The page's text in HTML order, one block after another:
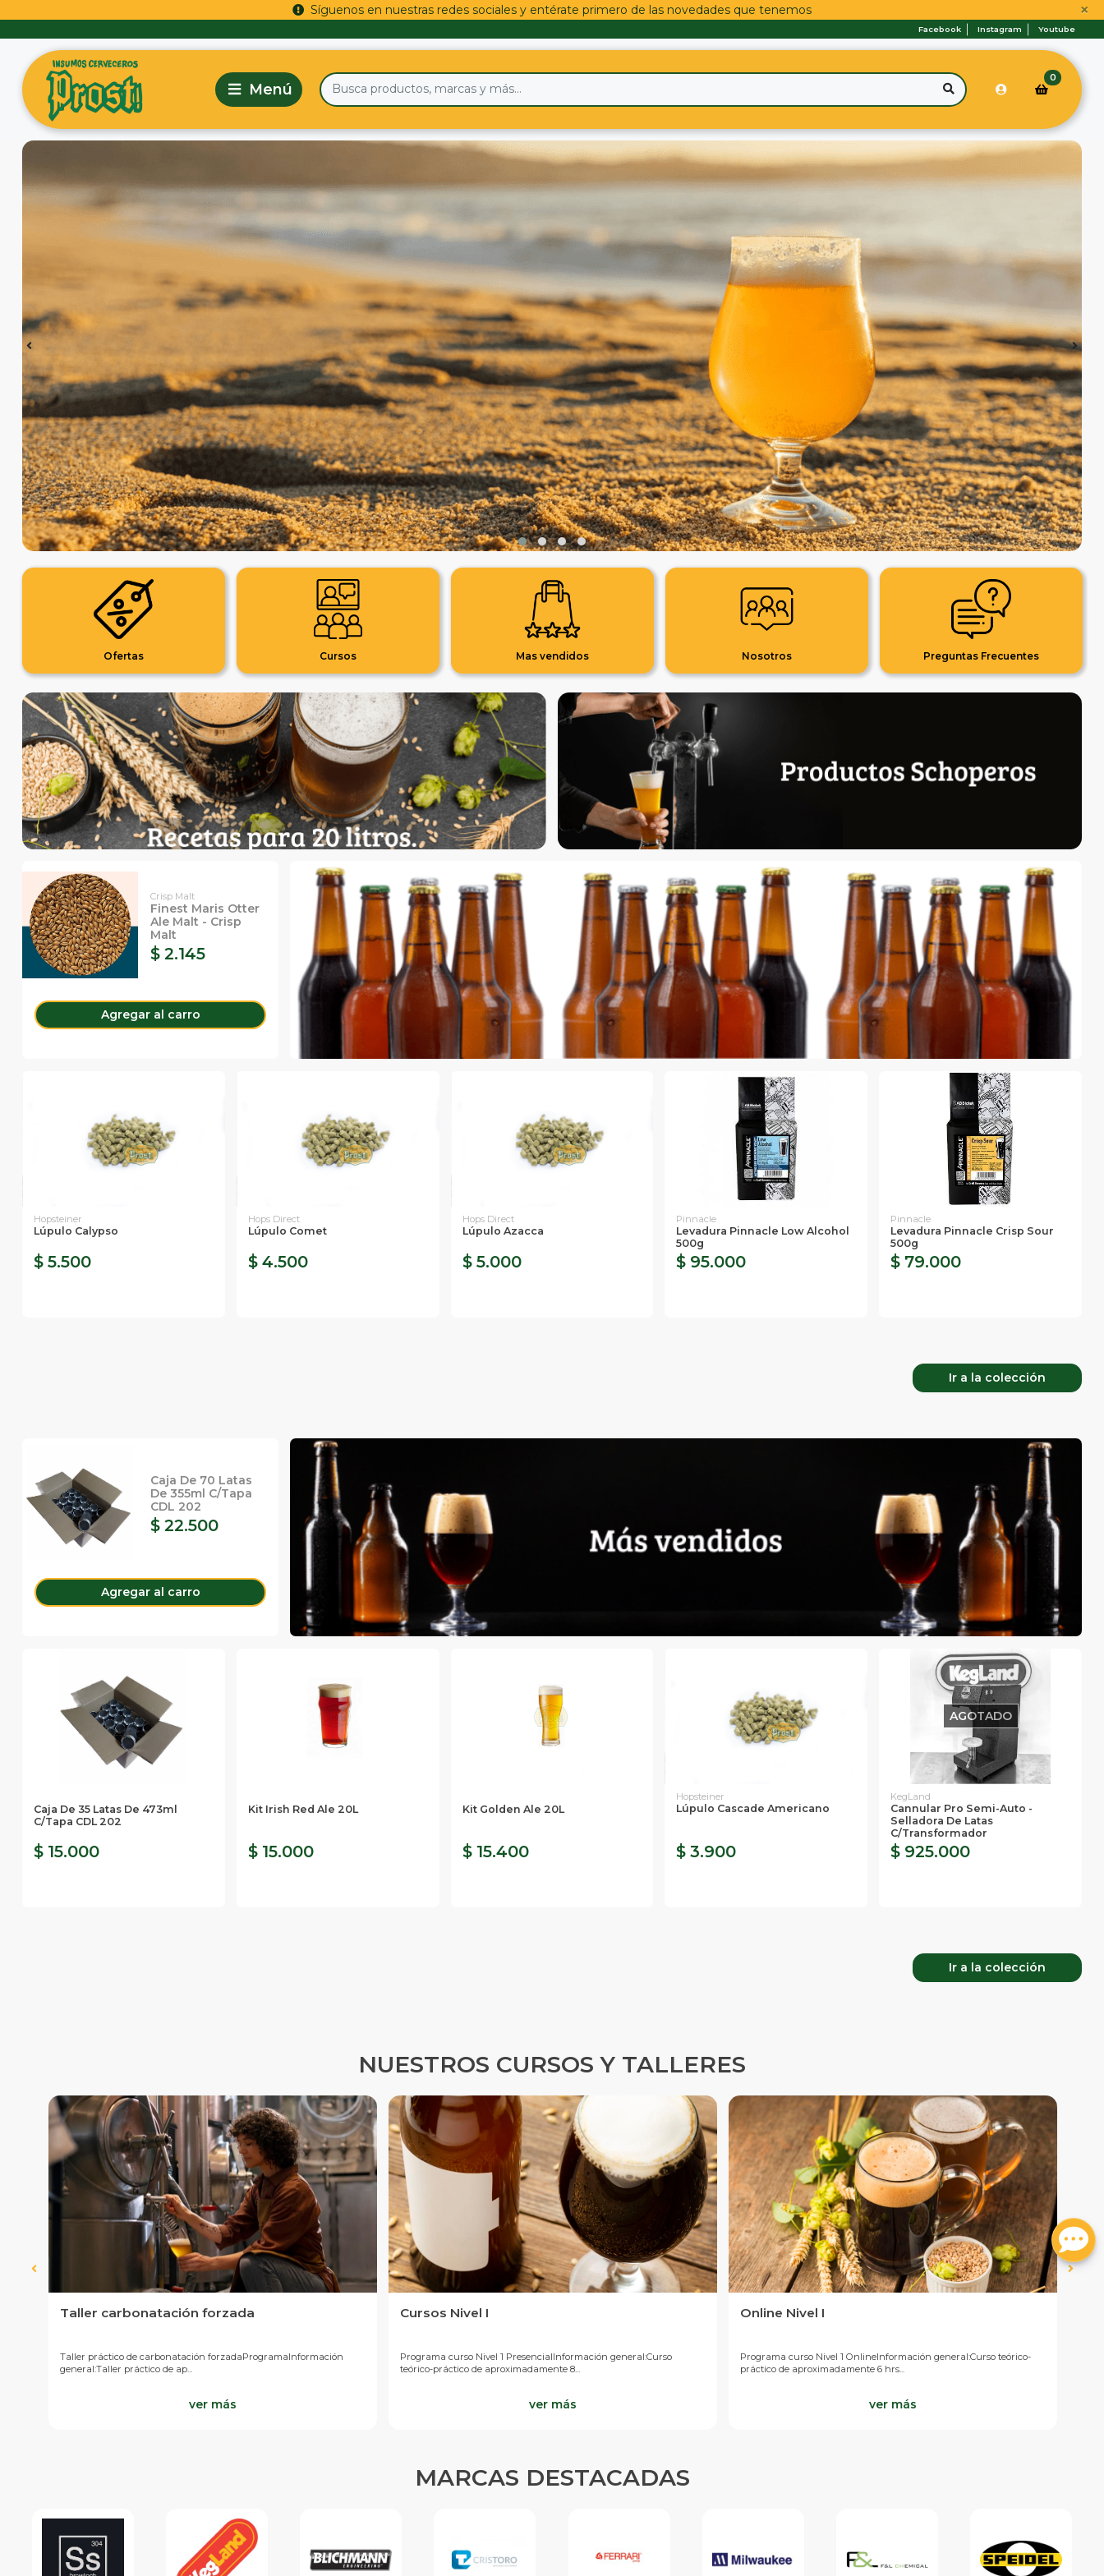
Síguenos en nuestras redes sociales y entérate primero de las novedades que tenemos ×
Facebook Instagram Youtube
0
Ofertas Cursos Mas vendidos Nosotros Preguntas Frecuentes
Crisp Malt
Finest Maris Otter
Ale Malt - Crisp
Malt
$ 2.145
Agregar al carro
Hopsteiner
Lúpulo Calypso
$ 5.500
Hops Direct
Lúpulo Comet
$ 4.500
Hops Direct
Lúpulo Azacca
$ 5.000
Pinnacle
Levadura Pinnacle Low Alcohol
500g
$ 95.000
Pinnacle
Levadura Pinnacle Crisp Sour
500g
$ 79.000
Ir a la colección
Caja De 70 Latas
De 355ml C/tapa
CDL 202
$ 22.500
Agregar al carro
Caja De 35 Latas De 473ml
C/tapa CDL 202
$ 15.000
Kit Irish Red Ale 20L
$ 15.000
Kit Golden Ale 20L
$ 15.400
Hopsteiner
Lúpulo Cascade Americano
$ 3.900
AGOTADO
KegLand
Cannular Pro Semi-Auto -
Selladora De Latas
C/transformador
$ 925.000
Ir a la colección
NUESTROS CURSOS Y TALLERES
Taller carbonatación forzada
Taller práctico de carbonatación forzadaProgramaInformación
general:Taller práctico de ap...
ver más
Cursos Nivel I
Programa curso Nivel 1 PresencialInformación general:Curso
teórico-práctico de aproximadamente 8...
ver más
Online Nivel I
Programa curso Nivel 1 OnlineInformación general:Curso teórico-
práctico de aproximadamente 6 hrs...
ver más
MARCAS DESTACADAS